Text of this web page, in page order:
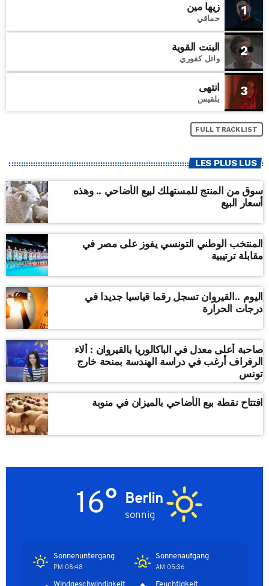
1 زيها مين
حماقي
2 البنت القوية
وائل كفوري
3 انتهى
بلقيس
FULL TRACKLIST
LES PLUS LUS
سوق من المنتج للمستهلك لبيع الأضاحي .. وهذه
أسعار البيع
المنتخب الوطني التونسي يفوز على مصر في
مقابلة ترتيبية
اليوم ..القيروان تسجل رقما قياسيا جديدا في
درجات الحرارة
صاحبة أعلى معدل في الباكالوريا بالقيروان : ألاء
الرفراف أرغب في دراسة الهندسة بمنحة خارج
تونس
افتتاح نقطة بيع الأضاحي بالميزان في منوبة
Berlin
sonnig
16°
Sonnenaufgang
05:36 AM
Sonnenuntergang
08:48 PM
Feuchtigkeit
Windgeschwindigkeit